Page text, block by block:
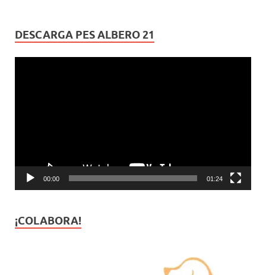
DESCARGA PES ALBERO 21
00:00 01:24
¡COLABORA!